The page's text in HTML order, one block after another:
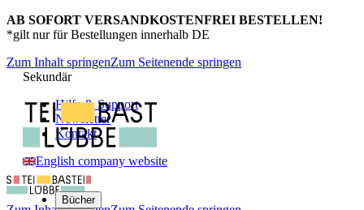
AB SOFORT VERSANDKOSTENFREI BESTELLEN!
*gilt nur für Bestellungen innerhalb DE
Zum Inhalt springenZum Seitenende springen
Sekundär
Hilfe & Support
Newsletter
Kontakt
English company website
Bücher